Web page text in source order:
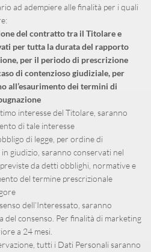
ad adempiere alle finalità per i quali
del contratto tra il Titolare e
per tutta la durata del rapporto
per il periodo di prescrizione
di contenzioso giudiziale, per
all’esaurimento dei termini di
interesse del Titolare, saranno
di tale interesse
di legge, per ordine di
giudizio, saranno conservati nel
da detti obblighi, normative e
del termine prescrizionale
dell’Interessato, saranno
del consenso. Per finalità di marketing
a 24 mesi.
tutti i Dati Personali saranno